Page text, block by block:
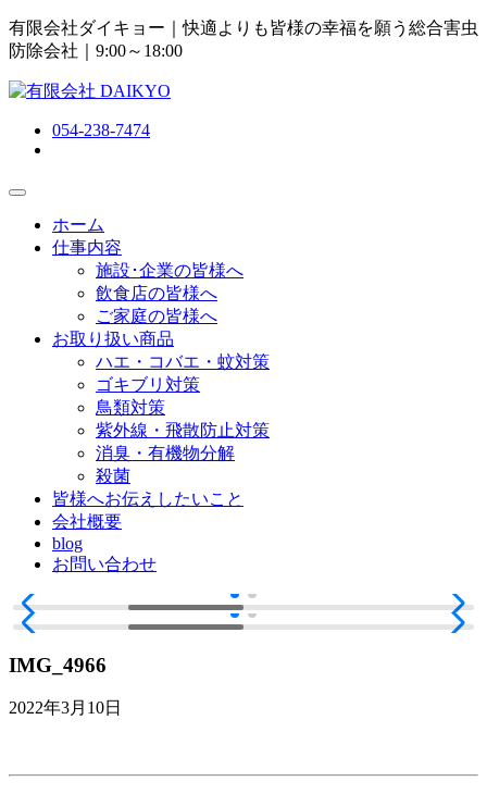
有限会社ダイキョー｜快適よりも皆様の幸福を願う総合害虫
防除会社 ｜9:00～18:00
054-238-7474
ホーム
仕事内容
施設･企業の皆様へ
飲食店の皆様へ
ご家庭の皆様へ
お取り扱い商品
ハエ・コバエ・蚊対策
ゴキブリ対策
鳥類対策
紫外線・飛散防止対策
消臭・有機物分解
殺菌
皆様へお伝えしたいこと
会社概要
blog
お問い合わせ
IMG_4966
2022年3月10日